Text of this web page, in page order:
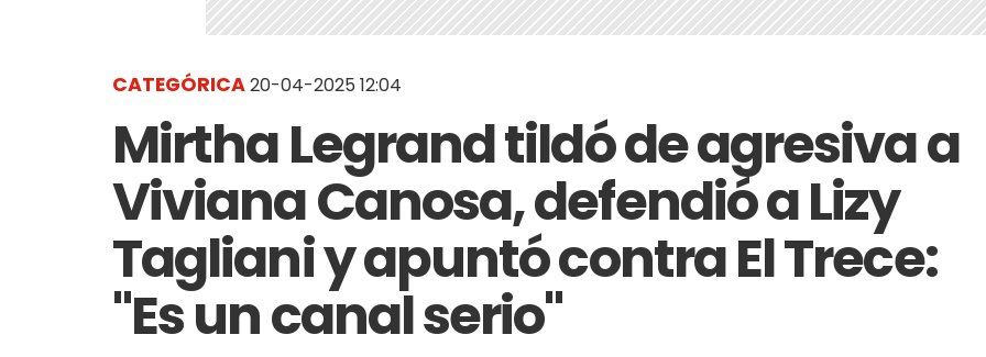
CATEGÓRICA20-04-2025 12:04
Mirtha Legrand tildó de agresiva a
Viviana Canosa, defendió a Lizy
Tagliani y apuntó contra El Trece:
"Es un canal serio"